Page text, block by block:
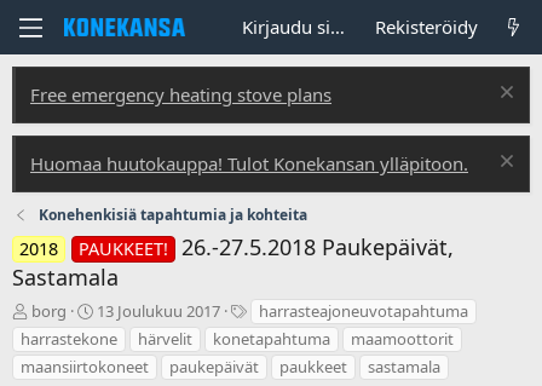
Kirjaudu sisään Rekisteröidy
Free emergency heating stove plans
Huomaa huutokauppa! Tulot Konekansan ylläpitoon.
Konehenkisiä tapahtumia ja kohteita
2018 PAUKKEET!
26.-27.5.2018 Paukepäivät,
Sastamala
V
i
e
s
borg
A
l
o
i
13 Joulukuu 2017
T
u
n
n
harrasteajoneuvotapahtuma
harrastekone
härvelit konetapahtuma
maamoottorit
maansiirtokoneet
paukepäivät paukkeet sastamala